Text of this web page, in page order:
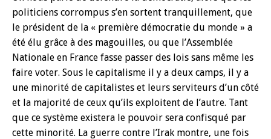
politiciens corrompus s’en sortent tranquillement, que
le président de la « première démocratie du monde » a
été élu grâce à des magouilles, ou que l’Assemblée
Nationale en France fasse passer des lois sans même les
faire voter. Sous le capitalisme il y a deux camps, il y a
une minorité de capitalistes et leurs serviteurs d’un côté
et la majorité de ceux qu’ils exploitent de l’autre. Tant
que ce système existera le pouvoir sera confisqué par
cette minorité. La guerre contre l’Irak montre, une fois